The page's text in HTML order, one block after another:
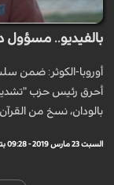
بالفيديو.. مسؤول
أوروبا-الكوثر: ضمن
أحرق رئيس حزب
بالودان، نسخ من
السبت 23 مارس 2019 - 09:28 بتوقيت مكة